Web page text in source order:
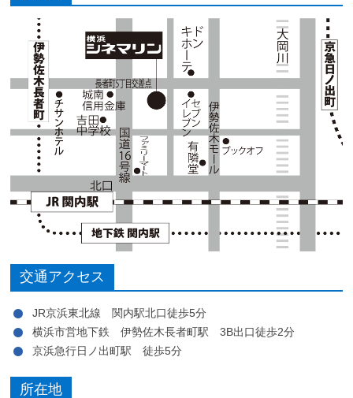
交通アクセス
JR京浜東北線 関内駅北口徒歩5分
横浜市営地下鉄 伊勢佐木長者町駅 3B出口徒歩2分
京浜急行日ノ出町駅 徒歩5分
所在地